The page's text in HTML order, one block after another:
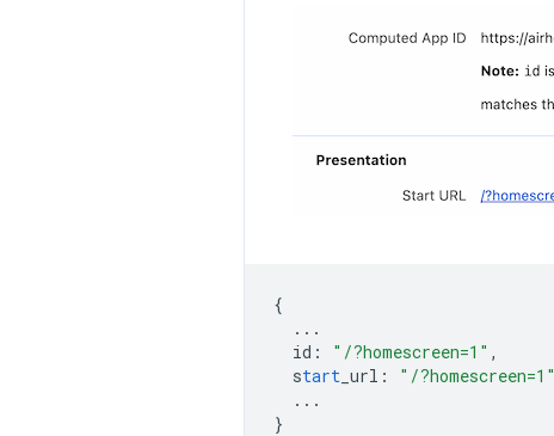
{
...
id : "/?homescreen=1" ,
start _url : "/?homescreen=1"
...
}